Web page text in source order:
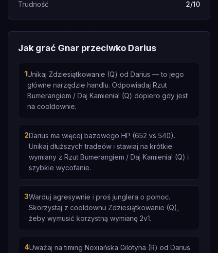
Trudność
2/10
Jak grać Gnar przeciwko Darius
1Unikaj Zdziesiątkowanie (Q) od Darius — to jego
główne narzędzie handlu. Odpowiadaj Rzut
Bumerangiem / Daj Kamienia! (Q) dopiero gdy jest
na cooldownie.
2Darius ma więcej bazowego HP (652 vs 540).
Unikaj dłuższych tradeów i stawiaj na krótkie
wymiany z Rzut Bumerangiem / Daj Kamienia! (Q) i
szybkie wycofanie.
3Warduj agresywnie i proś junglera o pomoc.
Skorzystaj z cooldownu Zdziesiątkowanie (Q),
żeby wymusić korzystną wymianę 2v1.
4Uważaj na timing Noxiańska Gilotyna (R) od Darius.